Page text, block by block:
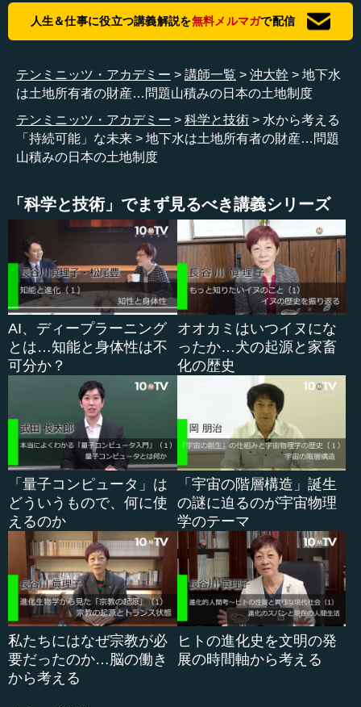
なっているということはあるのでしょうか。
沖 予算的に厳しいというか、ない袖は振れないので、先
も、もちろん場合によって50年、60年使えるわけなので、
それは皆さんだましだましやっているのです。ただし、そ
れではもう最後は壊れたら直すという世の中になるのです
けれど、それは寂しいですよ。
とそうなっているところが多くて、壊れたら直すのです。
つまり、事前に計画的に更新していくのではなくて、壊れ
るまで使うしかない状況なのです。
そうすると、今日皆さん、朝（からこの会場に）来てい
ますけれど、それ（インフラの更新）がちゃんと計画的に
できなかったら「あれ、どうしたの？」「いや、今日、
朝、水道止まってね。ちょっとトイレも行けないし、（こ
こに）来られなかった」というようなことが日常茶飯事に
なる世の中ということです。それは寂しいですね。寂しい
けれど、（そうなるとしたら、そのときは）そのほうがお
金（的に）は得だし、いいのではないかと思ったかもしれ
ません。それは社会の決断です。
―― なるほど。それが迫られているタイミングだという
ことですね。ありがとうございます。皆さん、...
人生＆仕事に役立つ講義解説を無料メルマガで配信
テンミニッツ・アカデミー 講師一覧 沖大幹
地下水
は土地所有者の財産…問題山積みの日本の土地制度
テンミニッツ・アカデミー
科学と技術
水から考える
「持続可能」な未来
地下水は土地所有者の財産…問題
山積みの日本の土地制度
「科学と技術」でまず見るべき講義シリーズ
AI、ディープラーニング
とは…知能と身体性は不
可分か？
オオカミはいつイヌにな
ったか…犬の起源と家畜
化の歴史
「量子コンピュータ」は
どういうもので、何に使
えるのか
「宇宙の階層構造」誕生
の謎に迫るのが宇宙物理
学のテーマ
私たちにはなぜ宗教が必
要だったのか…脳の働き
から考える
ヒトの進化史を文明の発
展の時間軸から考える